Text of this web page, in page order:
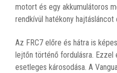
motort és egy akkumulátoros
rendkívül hatékony hajtásláncot
Az FRC7 előre és hátra is
lejtőn történő fordulásra. Ezzel
esetleges károsodása. A